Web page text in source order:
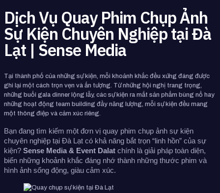
Dịch Vụ Quay Phim Chụp Ảnh
Sự Kiện Chuyên Nghiệp tại Đà
Lạt | Sense Media
Tại thành phố của những sự kiện, mỗi khoảnh khắc đều xứng đáng được
ghi lại một cách trọn vẹn và ấn tượng. Từ những hội nghị trang trọng,
những buổi gala dinner lộng lẫy, các sự kiện ra mắt sản phẩm bùng nổ hay
những hoạt động team building đầy năng lượng, mỗi sự kiện đều mang
một thông điệp và cảm xúc riêng.
Bạn đang tìm kiếm một đơn vị quay phim chụp ảnh sự kiện
chuyên nghiệp tại Đà Lạt có khả năng bắt trọn “linh hồn” của sự
kiện? Sense Media & Event Dalat chính là giải pháp toàn diện,
biến những khoảnh khắc đáng nhớ thành những thước phim và
hình ảnh sống động, giàu cảm xúc.